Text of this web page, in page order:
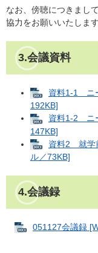
なお、傍聴につきまし
協力をお願いいたします
3.会議資料
資料1-1 ニ
192KB]
資料1-2 ニ
147KB]
資料2 就学
ル／73KB]
4.会議録
051127会議録